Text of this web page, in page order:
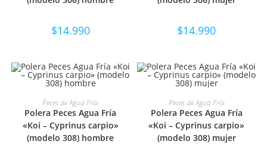
$14.990 $14.990
SELECCIONAR OPCIONES
Peces de Agua Fría
Polera Peces Agua Fría
«Koi – Cyprinus carpio»
(modelo 308) hombre
SELECCIONAR OPCIONES
Peces de Agua Fría
Polera Peces Agua Fría
«Koi – Cyprinus carpio»
(modelo 308) mujer